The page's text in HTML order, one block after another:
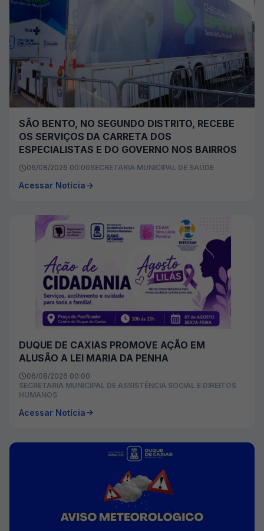
SÃO BENTO, NO SEGUNDO DISTRITO, RECEBE
OS SERVIÇOS DA CARRETA DOS
ESPECIALISTAS E DO GOVERNO NOS BAIRROS
06/08/2026 00:00SECRETARIA MUNICIPAL DE SAÚDE
Acessar Notícia
DUQUE DE CAXIAS PROMOVE AÇÃO EM
ALUSÃO A LEI MARIA DA PENHA
06/08/2026 00:00
SECRETARIA MUNICIPAL DE ASSISTÊNCIA SOCIAL E DIREITOS
HUMANOS
Acessar Notícia